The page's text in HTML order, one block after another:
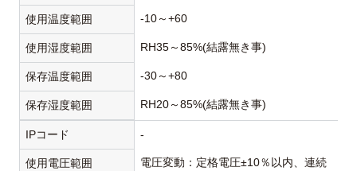
使用温度範囲 -10～+60
使用湿度範囲 RH35～85%(結露無き事)
保存温度範囲 -30～+80
保存湿度範囲 RH20～85%(結露無き事)
IPコード -
使用電圧範囲
電圧変動：定格電圧±10％以内、連続